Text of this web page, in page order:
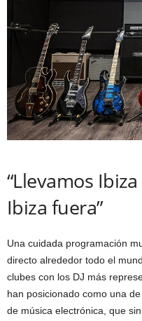
“Llevamos
Ibiza fuera”
Una cuidada programación
directo alrededor todo el
clubes con los DJ más
han posicionado como una
de música electrónica, que